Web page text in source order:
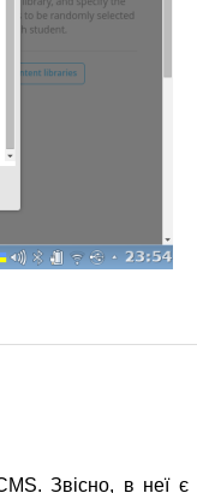
Звісно, в неї є